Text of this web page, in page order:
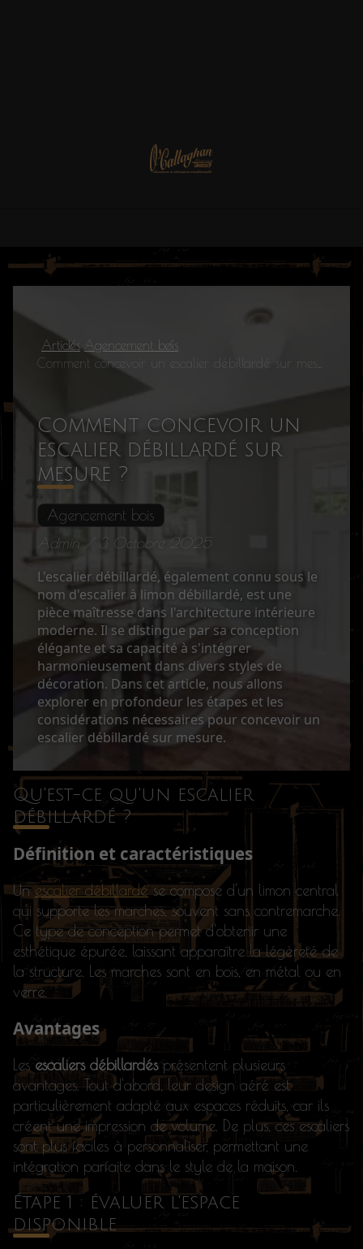
Articles Agencement bois
Comment concevoir un
escalier débillardé sur
mesure ?
Agencement bois
Admin / 3 Octobre 2025
L'escalier débillardé, également connu sous le
nom d'escalier à limon débillardé, est une
pièce maîtresse dans l'architecture intérieure
moderne. Il se distingue par sa conception
élégante et sa capacité à s'intégrer
harmonieusement dans divers styles de
décoration. Dans cet article, nous allons
explorer en profondeur les étapes et les
considérations nécessaires pour concevoir un
escalier débillardé sur mesure.
Qu'est-ce qu'un escalier
débillardé ?
Définition et caractéristiques
Un escalier débillardése compose d'un limon central
qui supporte les marches, souvent sans contremarche.
Ce type de conception permet d'obtenir une
esthétique épurée, laissant apparaître la légèreté de
la structure. Les marches sont en bois, en métal ou en
verre.
Avantages
Les escaliers débillardésprésentent plusieurs
avantages. Tout d'abord, leur design aéré est
particulièrement adapté aux espaces réduits, car ils
créent une impression de volume. De plus, ces escaliers
sont plus faciles à personnaliser, permettant une
intégration parfaite dans le style de la maison.
Étape 1 : évaluer l'espace
disponible